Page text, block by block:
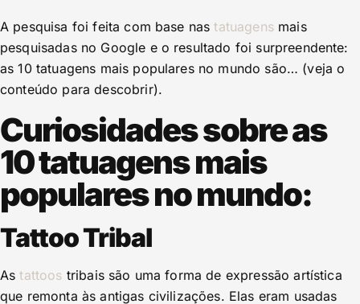
A pesquisa foi feita com base nastatuagensmais
pesquisadas no Google e o resultado foi surpreendente:
as 10 tatuagens mais populares no mundo são… (veja o
conteúdo para descobrir).
Curiosidades sobre as
10 tatuagens mais
populares no mundo:
Tattoo Tribal
Astattoos tribais são uma forma de expressão artística
que remonta às antigas civilizações. Elas eram usadas